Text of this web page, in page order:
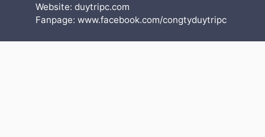
Website: duytripc.com
Fanpage: www.facebook.com/congtyduytripc